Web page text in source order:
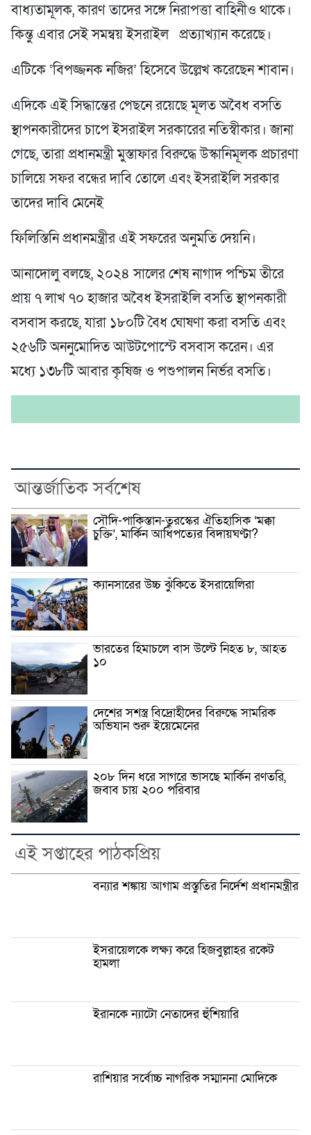
বাধ্যতামূলক, কারণ তাদের সঙ্গে নিরাপত্তা বাহিনীও থাকে।
কিন্তু এবার সেই সমন্বয় ইসরাইল প্রত্যাখ্যান করেছে।
এটিকে ‘বিপজ্জনক নজির’ হিসেবে উল্লেখ করেছেন শাবান।
এদিকে এই সিদ্ধান্তের পেছনে রয়েছে মূলত অবৈধ বসতি
স্থাপনকারীদের চাপে ইসরাইল সরকারের নতিস্বীকার। জানা
গেছে, তারা প্রধানমন্ত্রী মুস্তাফার বিরুদ্ধে উস্কানিমূলক প্রচারণা
চালিয়ে সফর বন্ধের দাবি তোলে এবং ইসরাইলি সরকার
তাদের দাবি মেনেই
ফিলিস্তিনি প্রধানমন্ত্রীর এই সফরের অনুমতি দেয়নি।
আনাদোলু বলছে, ২০২৪ সালের শেষ নাগাদ পশ্চিম তীরে
প্রায় ৭ লাখ ৭০ হাজার অবৈধ ইসরাইলি বসতি স্থাপনকারী
বসবাস করছে, যারা ১৮০টি বৈধ ঘোষণা করা বসতি এবং
২৫৬টি অননুমোদিত আউটপোস্টে বসবাস করেন। এর
মধ্যে ১৩৮টি আবার কৃষিজ ও পশুপালন নির্ভর বসতি।
আন্তর্জাতিক সর্বশেষ
সৌদি-পাকিস্তান-তুরস্কের ঐতিহাসিক ‘মক্কা
চুক্তি’, মার্কিন আধিপত্যের বিদায়ঘণ্টা?
ক্যানসারের উচ্চ ঝুঁকিতে ইসরায়েলিরা
ভারতের হিমাচলে বাস উল্টে নিহত ৮, আহত
১০
দেশের সশস্ত্র বিদ্রোহীদের বিরুদ্ধে সামরিক
অভিযান শুরু ইয়েমেনের
২০৮ দিন ধরে সাগরে ভাসছে মার্কিন রণতরি,
জবাব চায় ২০০ পরিবার
এই সপ্তাহের পাঠকপ্রিয়
বন্যার শঙ্কায় আগাম প্রস্তুতির নির্দেশ প্রধানমন্ত্রীর
ইসরায়েলকে লক্ষ্য করে হিজবুল্লাহর রকেট
হামলা
ইরানকে ন্যাটো নেতাদের হুঁশিয়ারি
রাশিয়ার সর্বোচ্চ নাগরিক সম্মাননা মোদিকে